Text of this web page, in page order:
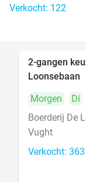
Verkocht: 122
2-gangen
Loonsebaan
Morgen
Di
Boerderij De
Vught
Verkocht: 363